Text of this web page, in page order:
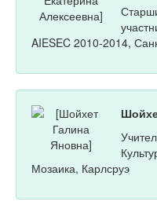
AIESEC 2010-2014,
Мозаика, Карлсруэ